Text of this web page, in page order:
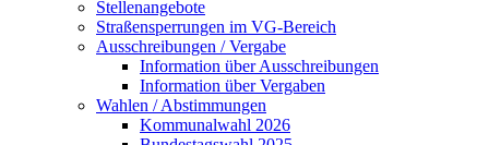
Stellenangebote
Straßensperrungen im VG-Bereich
Ausschreibungen / Vergabe
Information über Ausschreibungen
Information über Vergaben
Wahlen / Abstimmungen
Kommunalwahl 2026